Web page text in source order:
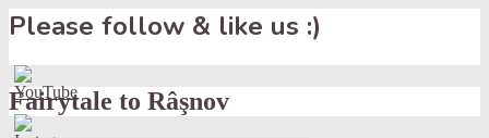
Please follow & like us :)
Fairytale to Râşnov